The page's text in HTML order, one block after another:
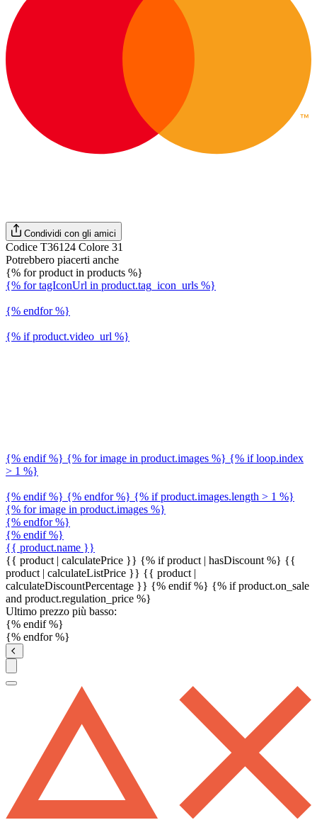
Condividi con gli amici
Codice T36124 Colore 31
Potrebbero piacerti anche
{% for product in products %}
{% for tagIconUrl in product.tag_icon_urls %}
{% endfor %}
{% if product.video_url %}
{% endif %} {% for image in product.images %} {% if loop.index
> 1 %}
{% endif %} {% endfor %} {% if product.images.length > 1 %}
{% for image in product.images %}
{% endfor %}
{% endif %}
{{ product.name }}
{{ product | calculatePrice }} {% if product | hasDiscount %} {{
product | calculateListPrice }} {{ product |
calculateDiscountPercentage }} {% endif %} {% if product.on_sale
and product.regulation_price %}
Ultimo prezzo più basso:
{% endif %}
{% endfor %}